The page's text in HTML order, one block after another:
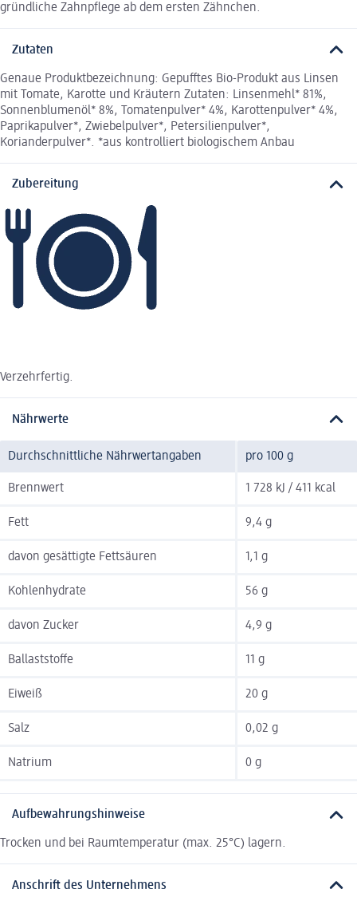
gründliche Zahnpflege ab dem ersten Zähnchen.
Zutaten
Genaue Produktbezeichnung: Gepufftes Bio-Produkt aus Linsen
mit Tomate, Karotte und Kräutern Zutaten: Linsenmehl* 81%,
Sonnenblumenöl* 8%, Tomatenpulver* 4%, Karottenpulver* 4%,
Paprikapulver*, Zwiebelpulver*, Petersilienpulver*,
Korianderpulver*. *aus kontrolliert biologischem Anbau
Zubereitung
Verzehrfertig.
Nährwerte
Durchschnittliche Nährwertangaben pro 100 g
Brennwert 1 728 kJ / 411 kcal
Fett 9,4 g
davon gesättigte Fettsäuren 1,1 g
Kohlenhydrate 56 g
davon Zucker 4,9 g
Ballaststoffe 11 g
Eiweiß 20 g
Salz 0,02 g
Natrium 0 g
Aufbewahrungshinweise
Trocken und bei Raumtemperatur (max. 25°C) lagern.
Anschrift des Unternehmens